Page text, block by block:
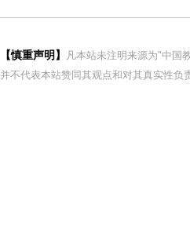
【慎重声明】
凡本站未注明来源为"中国
并不代表本站赞同其观点和对其真实性